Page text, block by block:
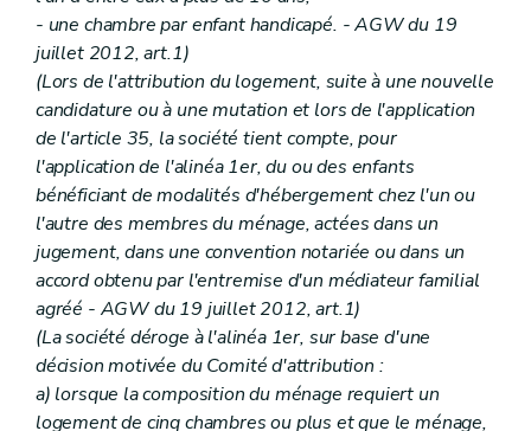
- une chambre par enfant handicapé. - AGW du 19
juillet 2012, art.1)
(Lors de l'attribution du logement, suite à une nouvelle
candidature ou à une mutation et lors de l'application
de l'article 35, la société tient compte, pour
l'application de l'alinéa 1er, du ou des enfants
bénéficiant de modalités d'hébergement chez l'un ou
l'autre des membres du ménage, actées dans un
jugement, dans une convention notariée ou dans un
accord obtenu par l'entremise d'un médiateur familial
agréé - AGW du 19 juillet 2012, art.1)
(La société déroge à l'alinéa 1er, sur base d'une
décision motivée du Comité d'attribution :
a) lorsque la composition du ménage requiert un
logement de cinq chambres ou plus et que le ménage,